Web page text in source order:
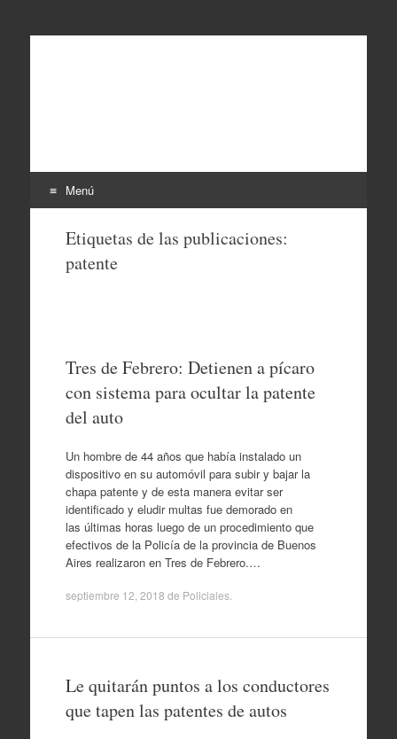
Menú
contenido
Etiquetas de las publicaciones:
patente
Tres de Febrero: Detienen a pícaro
con sistema para ocultar la patente
del auto
Un hombre de 44 años que había instalado un
dispositivo en su automóvil para subir y bajar la
chapa patente y de esta manera evitar ser
identificado y eludir multas fue demorado en
las últimas horas luego de un procedimiento que
efectivos de la Policía de la provincia de Buenos
Aires realizaron en Tres de Febrero.…
septiembre 12, 2018 de Policiales.
Le quitarán puntos a los conductores
que tapen las patentes de autos